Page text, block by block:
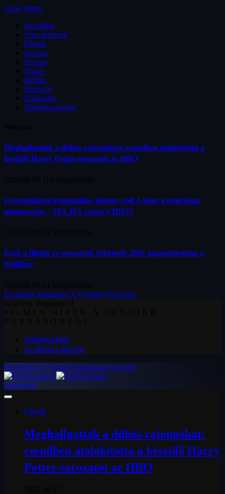
Close Menu
Kezdőlap
Friss források
Filmek
Sorozat
Kvízek
Trailer
Kritika
Híresség
Kapcsolat
Hirdetési ajánlat
Meghallgatták a dühös rajongókat: csendben átalakította a
készülő Harry Potter-sorozatot az HBO
Gyermekkori traumatikus élmény volt A hegy gyomrában
minisorozat – TELJES széria VIDEÓ
Ezek a filmek és sorozatok érkeznek 2026 augusztusában a
Netflixre
Facebook Instagram X (Twitter)YouTube
Adatkezelés
Hirdetési ajánlat
Facebook X (Twitter) InstagramYouTube
Kapcsolat
Filmek
Meghallgatták a dühös rajongókat:
csendben átalakította a készülő Harry
Potter-sorozatot az HBO